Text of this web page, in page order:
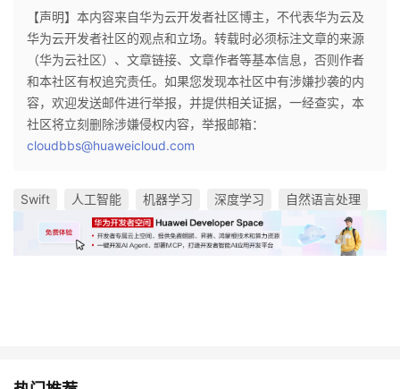
【声明】本内容来自华为云开发者社区博主，不代表华为云及
华为云开发者社区的观点和立场。转载时必须标注文章的来源
（华为云社区）、文章链接、文章作者等基本信息，否则作者
和本社区有权追究责任。如果您发现本社区中有涉嫌抄袭的内
容，欢迎发送邮件进行举报，并提供相关证据，一经查实，本
社区将立刻删除涉嫌侵权内容，举报邮箱：
cloudbbs@huaweicloud.com
Swift 人工智能 机器学习 深度学习 自然语言处理